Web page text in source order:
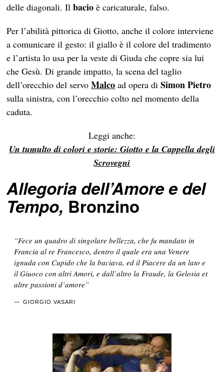
delle diagonali. Ilbacio è caricaturale, falso.
Per l’abilità pittorica di Giotto, anche il colore interviene
a comunicare il gesto: il giallo è il colore del tradimento
e l’artista lo usa per la veste di Giuda che copre sia lui
che Gesù. Di grande impatto, la scena del taglio
dell’orecchio del servoMalco ad opera diSimon Pietro
sulla sinistra, con l’orecchio colto nel momento della
caduta.
Leggi anche:
Un tumulto di colori e storie: Giotto e la Cappella degli
Scrovegni
Allegoria dell’Amore e del
Tempo, Bronzino
“Fece un quadro di singolare bellezza, che fu mandato in
Francia al re Francesco, dentro il quale era una Venere
ignuda con Cupido che la baciava, ed il Piacere da un lato e
il Giuoco con altri Amori, e dall’altro la Fraude, la Gelosia et
altre passioni d’amore”
GIORGIO VASARI